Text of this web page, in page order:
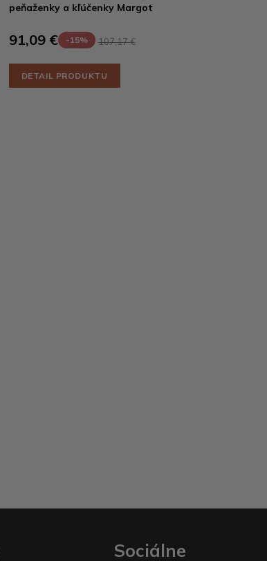
peňaženky a kľúčenky Margot
91,09 € -15% 107,17 €
DETAIL PRODUKTU
Sociálne